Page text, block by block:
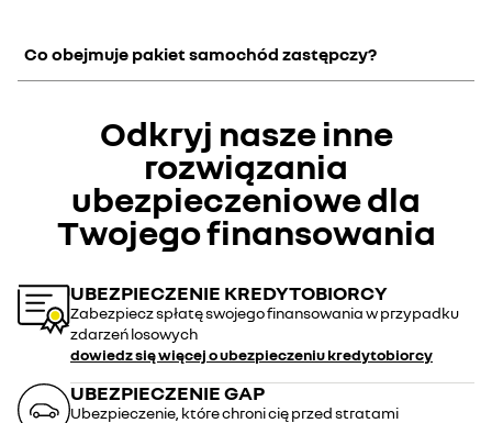
Co obejmuje pakiet samochód zastępczy?
Samochód zastępczy do 30 dni w przypadkach wyżej
wymienionych
Ubezpieczenie Opon
Concierge Moto
Odkryj nasze inne
rozwiązania
ubezpieczeniowe dla
Twojego finansowania
UBEZPIECZENIE KREDYTOBIORCY
Zabezpiecz spłatę swojego finansowania w przypadku
zdarzeń losowych
dowiedz się więcej o ubezpieczeniukredytobiorcy
UBEZPIECZENIE GAP
Ubezpieczenie, które chroni cię przed stratami